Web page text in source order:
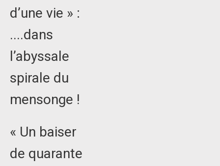
d’une vie » :
....dans
l’abyssale
spirale du
mensonge !
« Un baiser
de quarante